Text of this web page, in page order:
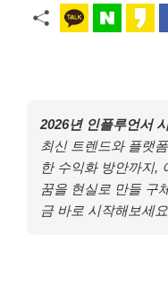
2026년 인플루언서
최신 트렌드와 플랫
한 수익화 방안까지,
꿈을 현실로 만들 구
금 바로 시작해보세